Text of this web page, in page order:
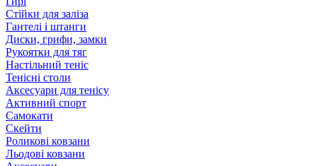
Стійки для заліза
Гантелі і штанги
Диски, грифи, замки
Рукоятки для тяг
Настільний теніс
Тенісні столи
Аксесуари для тенісу
Активний спорт
Самокати
Скейти
Роликові ковзани
Льодові ковзани